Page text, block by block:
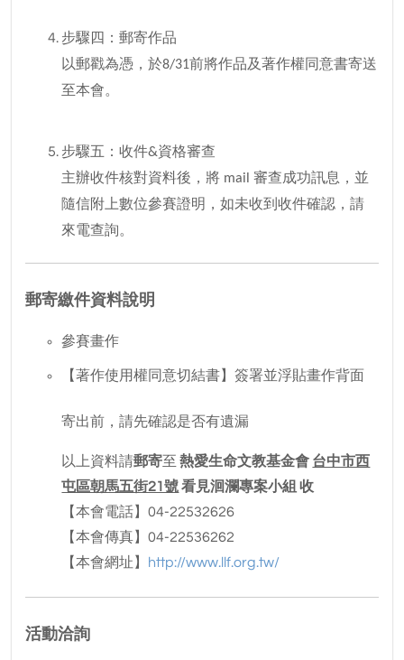
步驟四：郵寄作品
以郵戳為憑，於8/31前將作品及著作權同意書寄送
至本會。
步驟五：收件&資格審查
主辦收件核對資料後，將 mail 審查成功訊息，並
隨信附上數位參賽證明，如未收到收件確認，請
來電查詢。
郵寄繳件資料說明
參賽畫作
【著作使用權同意切結書】簽署並浮貼畫作背面
寄出前，請先確認是否有遺漏
以上資料請郵寄至 熱愛生命文教基金會 台中市西
屯區朝馬五街21號看見洄瀾專案小組 收
【本會電話】04-22532626
【本會傳真】04-22536262
【本會網址】 http://www.llf.org.tw/
活動洽詢